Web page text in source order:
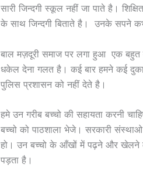
सारी जिन्दगी स्कूल नहीं जा पाते है।
के साथ जिन्दगी बिताते है। उनके सपने
बाल मज़दूरी समाज पर लगा हुआ एक
धकेल देना गलत है। कई बार हमने कई
पुलिस प्रशासन को नहीं देते है।
हमे उन गरीब बच्चो की सहायता करनी
बच्चो को पाठशाला भेजे। सरकारी संस्थाओ
हो। उन बच्चो के आँखों में पढ़ने और खेलने
पड़ता है।